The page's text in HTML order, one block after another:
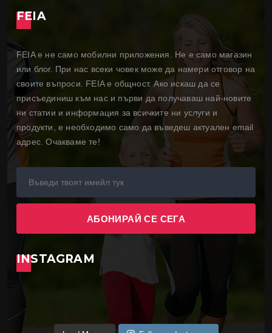
FEIA
FEIA е не само мобилни приложения. Не е само магазин
или блог. При нас всеки човек може да намери отговор на
своите въпроси. FEIA е общност. Ако искаш да се
присъединиш към нас и първи да получаваш най-новите
ни статии и информация за всичките ни услуги и
продукти, е необходимо само да въведеш актуален email
адрес. Очакваме те!
INSTAGRAM